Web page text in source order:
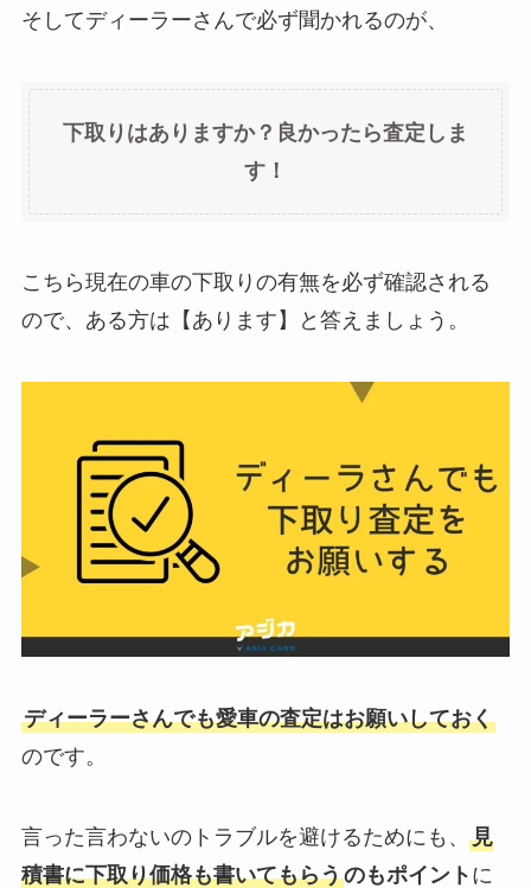
そしてディーラーさんで必ず聞かれるのが、
下取りはありますか？良かったら査定しま
す！
こちら現在の車の下取りの有無を必ず確認される
ので、ある方は【あります】と答えましょう。
ディーラーさんでも愛車の査定はお願いしておく
のです。
言った言わないのトラブルを避けるためにも、 見
積書に下取り価格も書いてもらうのもポイント に